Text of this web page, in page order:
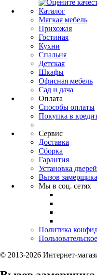
Каталог
Мягкая мебель
Прихожая
Гостиная
Кухни
Спальня
Детская
Шкафы
Офисная мебель
Сад и дача
Оплата
Способы оплаты
Покупка в
Сервис
Доставка
Сборка
Гарантия
Установка дверей
Вызов замерщика
Мы в соц. сетях
Политика
© 2013-2026 Интернет-